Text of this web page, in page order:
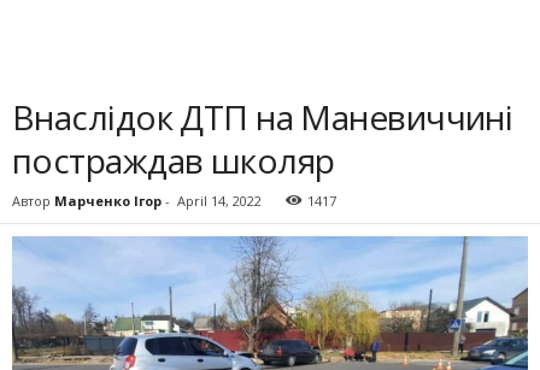
Внаслідок ДТП на Маневиччині
постраждав школяр
Автор Марченко Ігор - April 14, 2022 1417